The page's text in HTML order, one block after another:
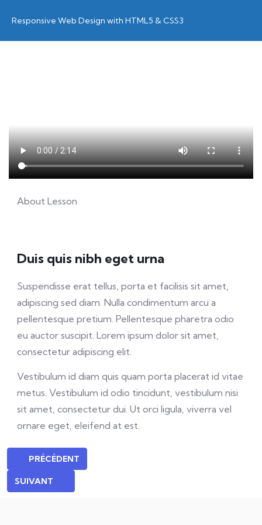
Responsive Web Design with HTML5 & CSS3
About Lesson
Duis quis nibh eget urna
Suspendisse erat tellus, porta et facilisis sit amet,
adipiscing sed diam. Nulla condimentum arcu a
pellentesque pretium. Pellentesque pharetra odio
eu auctor suscipit. Lorem ipsum dolor sit amet,
consectetur adipiscing elit.
Vestibulum id diam quis quam porta placerat id vitae
metus. Vestibulum id odio tincidunt, vestibulum nisi
sit amet, consectetur dui. Ut orci ligula, viverra vel
ornare eget, eleifend at est.
PRÉCÉDENT
SUIVANT